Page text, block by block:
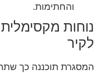
והחתימות.
נוחות
לקיר
המסגרת תוכננה כך